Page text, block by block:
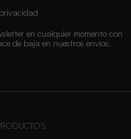
en cualquier momento con
de baja en nuestros envíos.